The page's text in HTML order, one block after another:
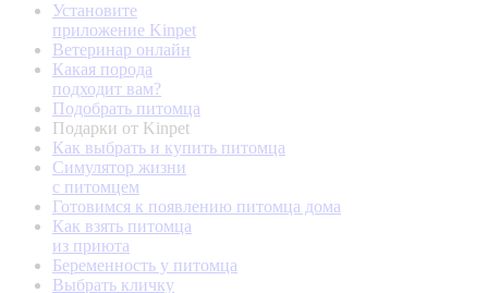
Установите
приложение Kinpet
Ветеринар онлайн
Какая порода
подходит вам?
Подобрать питомца
Подарки от Kinpet
Как выбрать и купить питомца
Симулятор жизни
с питомцем
Готовимся к появлению питомца дома
Как взять питомца
из приюта
Беременность у питомца
Выбрать кличку